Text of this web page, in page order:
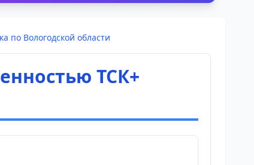
по Вологодской области
ТСК+